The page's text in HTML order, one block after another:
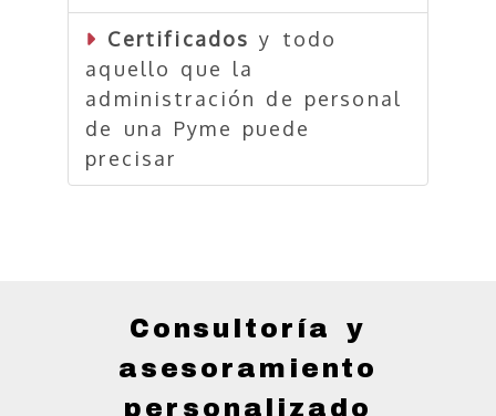
Certificados y todo
aquello que la
administración de personal
de una Pyme puede
precisar
Consultoría y
asesoramiento
personalizado